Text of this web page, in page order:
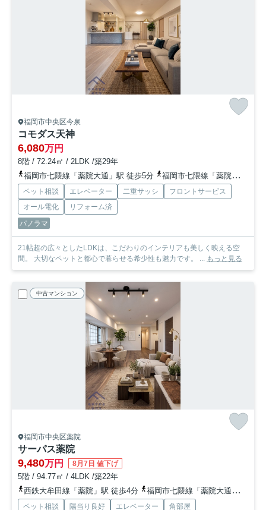
福岡市中央区今泉
コモダス天神
6,080万円
8階 / 72.24㎡ / 2LDK /築29年
福岡市七隈線「薬院大通」駅 徒歩5分
福岡市七隈線「薬院」駅 徒歩7分
ペット相談 エレベーター 二重サッシ
フロントサービス
オール電化
リフォーム済
パノラマ
21帖超の広々としたLDKは、こだわりのインテリアも美しく映える空
間。 大切なペットと都心で暮らせる希少性も魅力です。 ...
もっと見る
中古マンション
福岡市中央区薬院
サーパス薬院
9,480万円 8月7日 値下げ
5階 / 94.77㎡ / 4LDK /築22年
西鉄大牟田線「薬院」駅 徒歩4分
福岡市七隈線「薬院大通」駅 徒歩7分
ペット相談 陽当り良好 エレベーター
角部屋